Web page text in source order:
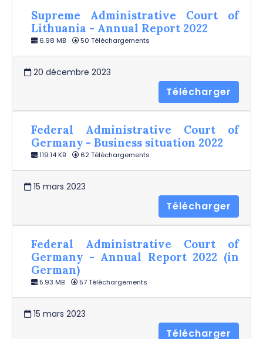
Supreme Administrative Court of
Lithuania - Annual Report 2022
6.98 MB 50 Téléchargements
20 décembre 2023
Télécharger
Federal Administrative Court of
Germany - Business situation 2022
119.14 KB 62 Téléchargements
15 mars 2023
Télécharger
Federal Administrative Court of
Germany - Annual Report 2022 (in
German)
5.93 MB 57 Téléchargements
15 mars 2023
Télécharger